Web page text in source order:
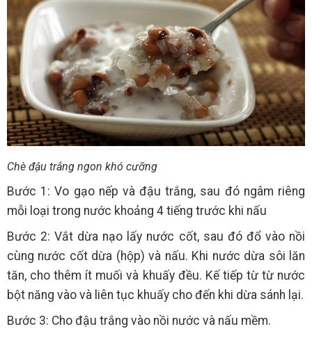
Chè đậu trắng ngon khó cưỡng
Bước 1: Vo gạo nếp và đậu trắng, sau đó ngâm riêng
mỗi loại trong nước khoảng 4 tiếng trước khi nấu
Bước 2: Vắt dừa nạo lấy nước cốt, sau đó đổ vào nồi
cùng nước cốt dừa (hộp) và nấu. Khi nước dừa sôi lăn
tăn, cho thêm ít muối và khuấy đều. Kế tiếp từ từ nước
bột năng vào và liên tục khuấy cho đến khi dừa sánh lại.
Bước 3: Cho đậu trắng vào nồi nước và nấu mềm.